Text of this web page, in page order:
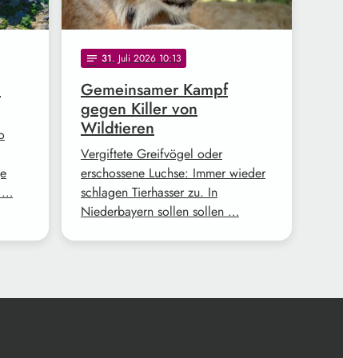
…
notes 31. Juli 2026 10:13
Gemeinsamer Kampf
gegen Killer von
Wildtieren
Vergiftete Greifvögel oder
erschossene Luchse: Immer wieder
schlagen Tierhasser zu. In
Niederbayern sollen sollen …